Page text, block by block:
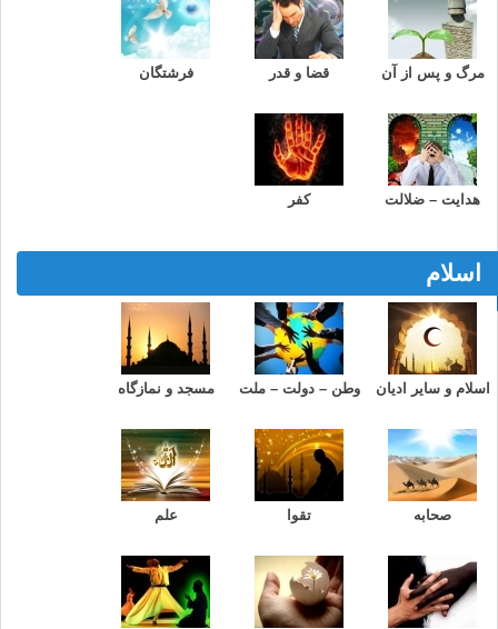
مرگ و پس از آن قضا و قدر فرشتگان
هدایت – ضلالت کفر
اسلام
اسلام و سایر ادیان وطن – دولت – ملت مسجد و نمازگاه
صحابه تقوا علم